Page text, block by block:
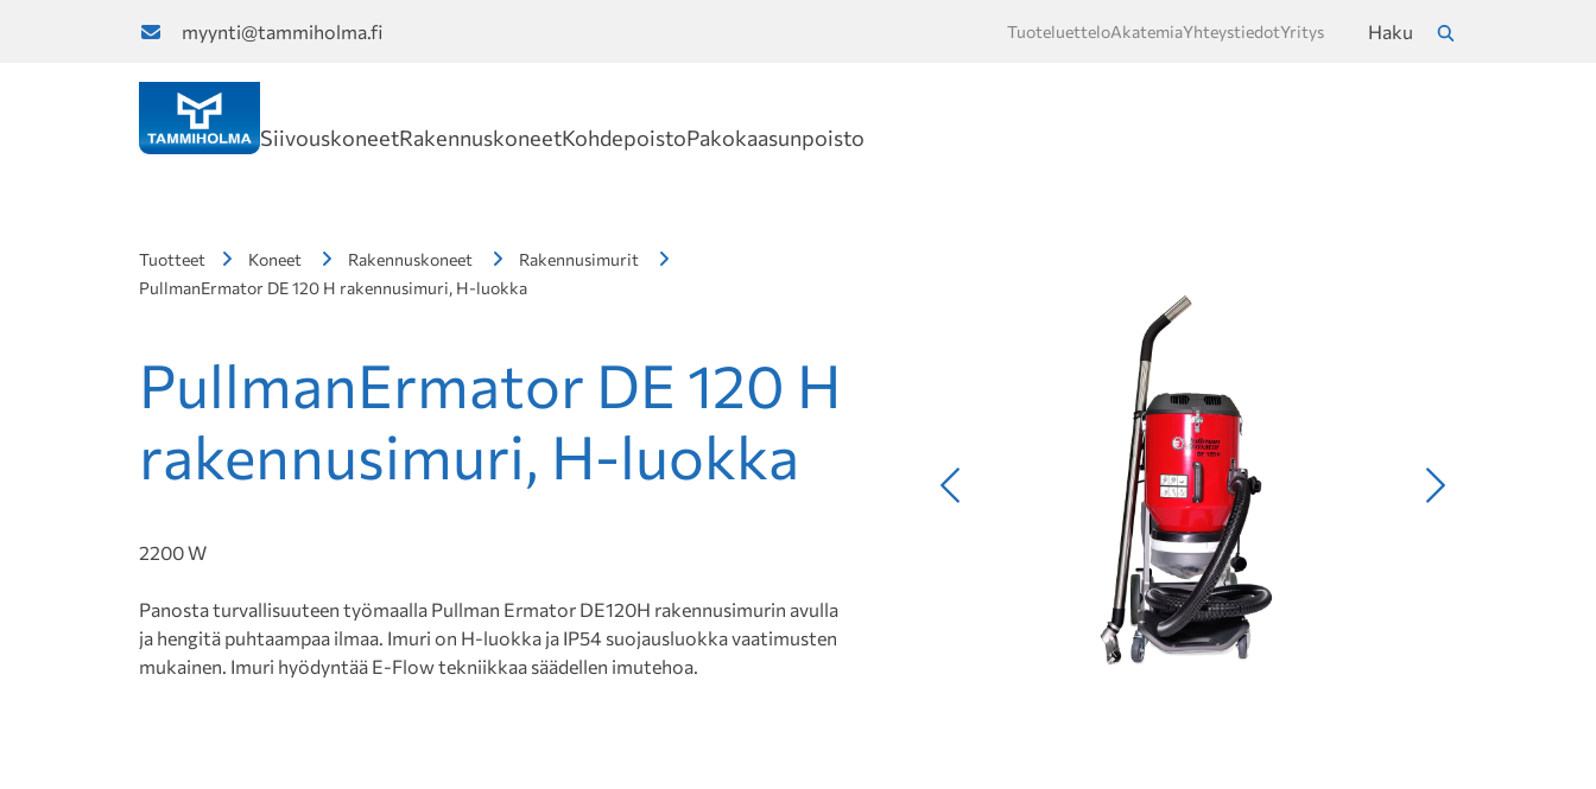
myynti@tammiholma.fi TuoteluetteloAkatemiaYhteystiedotYritys
Haku
SiivouskoneetRakennuskoneetKohdepoistoPakokaasunpoisto
Tuotteet Koneet Rakennuskoneet
Rakennusimurit
PullmanErmator DE 120 H rakennusimuri, H-luokka
PullmanErmator DE 120 H
rakennusimuri, H-luokka
2200 W
Panosta turvallisuuteen työmaalla Pullman Ermator DE120H rakennusimurin avulla
ja hengitä puhtaampaa ilmaa. Imuri on H-luokka ja IP54 suojausluokka vaatimusten
mukainen. Imuri hyödyntää E-Flow tekniikkaa säädellen imutehoa.
Edellinen Seuraava